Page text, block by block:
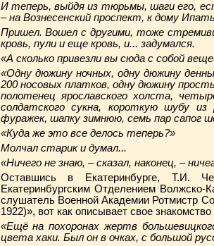
И теперь, выйдя из тюрьмы, шаги его,
– на Вознесенский проспект, к дому
Пришел. Вошел с другими, тоже
кровь, пули и еще кровь, и... задумался.
«А сколько привезли вы сюда с собой
«Одну дюжину ночных, одну дюжину
200 носовых платков, одну дюжину
полотенец ярославского холста,
солдатского сукна, короткую шубу
фуражек, шапку зимнюю, семь пар сапог
«Куда же это все делось теперь?»
Молчал старик и думал...
«Ничего не знаю, – сказал, наконец, –
Оставшись в Екатеринбурге, Т.И.
Екатеринбургским Отделением
слушатель Военной Академии Ротмистр
1922)», вот как описывает свое
«Ещё на похоронах жертв
цвета хаки. Был он в очках, с большой